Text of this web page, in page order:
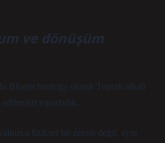
ve dönüşüm
Bluetechnology olarak Toprak alkali
toparladık.
fiziksel bir zemin değil, aynı